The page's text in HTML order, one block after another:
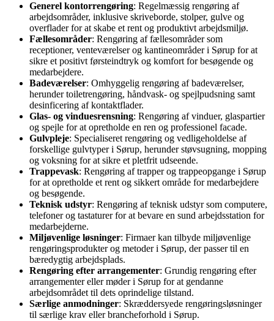
Generel kontorrengøring: Regelmæssig rengøring af
arbejdsområder, inklusive skriveborde, stolper, gulve og
overflader for at skabe et rent og produktivt arbejdsmiljø.
Fællesområder: Rengøring af fællesområder som
receptioner, venteværelser og kantineområder i Sørup for at
sikre et positivt førsteindtryk og komfort for besøgende og
medarbejdere.
Badeværelser: Omhyggelig rengøring af badeværelser,
herunder toiletrengøring, håndvask- og spejlpudsning samt
desinficering af kontaktflader.
Glas- og vinduesrensning: Rengøring af vinduer, glaspartier
og spejle for at opretholde en ren og professionel facade.
Gulvpleje: Specialiseret rengøring og vedligeholdelse af
forskellige gulvtyper i Sørup, herunder støvsugning, mopping
og voksning for at sikre et pletfrit udseende.
Trappevask: Rengøring af trapper og trappeopgange i Sørup
for at opretholde et rent og sikkert område for medarbejdere
og besøgende.
Teknisk udstyr: Rengøring af teknisk udstyr som computere,
telefoner og tastaturer for at bevare en sund arbejdsstation for
medarbejderne.
Miljøvenlige løsninger: Firmaer kan tilbyde miljøvenlige
rengøringsprodukter og metoder i Sørup, der passer til en
bæredygtig arbejdsplads.
Rengøring efter arrangementer: Grundig rengøring efter
arrangementer eller møder i Sørup for at gendanne
arbejdsområdet til dets oprindelige tilstand.
Særlige anmodninger: Skræddersyede rengøringsløsninger
til særlige krav eller brancheforhold i Sørup.